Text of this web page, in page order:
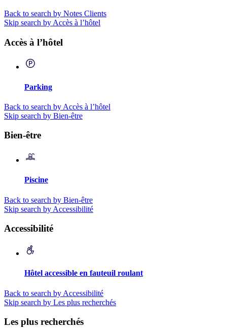
Back to search by Notes Clients
Skip search by Accès à l’hôtel
Accès à l’hôtel
Parking
Back to search by Accès à l’hôtel
Skip search by Bien-être
Bien-être
Piscine
Back to search by Bien-être
Skip search by Accessibilité
Accessibilité
Hôtel accessible en fauteuil roulant
Back to search by Accessibilité
Skip search by Les plus recherchés
Les plus recherchés